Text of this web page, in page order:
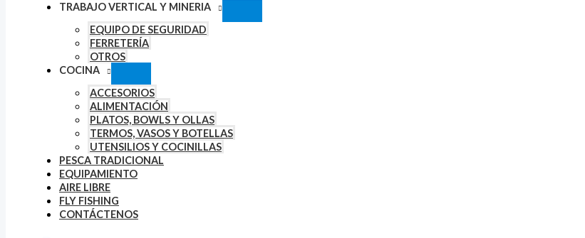
TRABAJO VERTICAL Y MINERIA
EQUIPO DE SEGURIDAD
FERRETERÍA
OTROS
COCINA
ACCESORIOS
ALIMENTACIÓN
PLATOS, BOWLS Y OLLAS
TERMOS, VASOS Y BOTELLAS
UTENSILIOS Y COCINILLAS
PESCA TRADICIONAL
EQUIPAMIENTO
AIRE LIBRE
FLY FISHING
CONTÁCTENOS